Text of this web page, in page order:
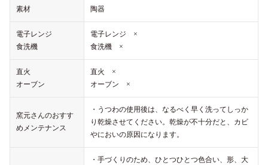
素材 陶器
電子レンジ
食洗機
電子レンジ ×
食洗機 ×
直火
オーブン
直火 ×
オーブン ×
窯元さんのおすす
めメンテナンス
・うつわの使用後は、なるべく早く洗ってしっか
り乾燥させてください。乾燥が不十分だと、カビ
やにおいの原因になります。
・手づくりのため、ひとつひとつ色合い、形、大